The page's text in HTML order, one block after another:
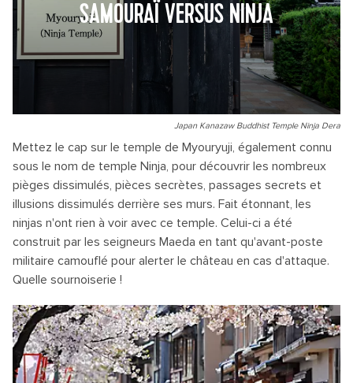
SAMOURAÏ VERSUS NINJA
Japan Kanazaw Buddhist Temple Ninja Dera
Mettez le cap sur le temple de Myouryuji, également connu
sous le nom de temple Ninja, pour découvrir les nombreux
pièges dissimulés, pièces secrètes, passages secrets et
illusions dissimulés derrière ses murs. Fait étonnant, les
ninjas n'ont rien à voir avec ce temple. Celui-ci a été
construit par les seigneurs Maeda en tant qu'avant-poste
militaire camouflé pour alerter le château en cas d'attaque.
Quelle sournoiserie !